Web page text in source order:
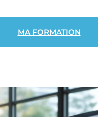
MA FORMATION